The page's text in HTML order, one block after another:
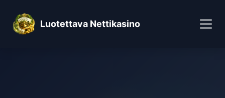
Luotettava Nettikasino